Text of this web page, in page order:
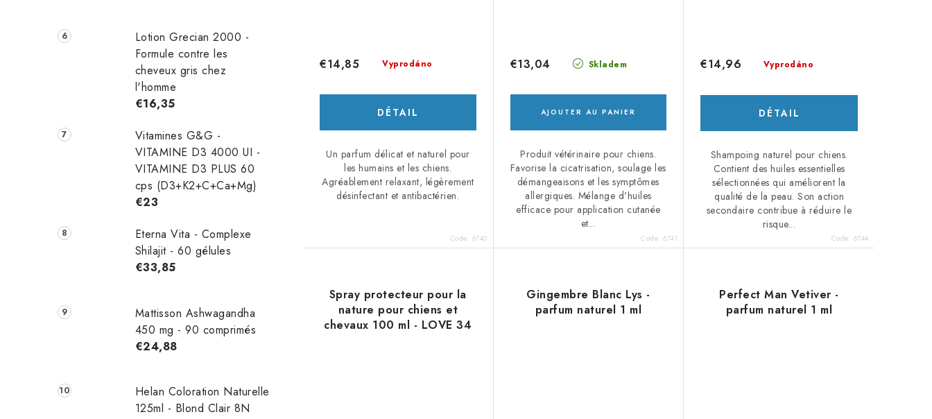
Lotion Grecian 2000 -
Formule contre les
cheveux gris chez
l'homme
€16,35
Vitamines G&G -
VITAMINE D3 4000 UI -
VITAMINE D3 PLUS 60
cps (D3+K2+C+Ca+Mg)
€23
Eterna Vita - Complexe
Shilajit - 60 gélules
€33,85
Mattisson Ashwagandha
450 mg - 90 comprimés
€24,88
Helan Coloration Naturelle
125ml - Blond Clair 8N
Vyprodáno
€14,85
DÉTAIL
Un parfum délicat et naturel pour
les humains et les chiens.
Agréablement relaxant, légèrement
désinfectant et antibactérien.
Code: 6740
Skladem
€13,04
AJOUTER AU PANIER
Produit vétérinaire pour chiens.
Favorise la cicatrisation, soulage les
démangeaisons et les symptômes
allergiques. Mélange d'huiles
efficace pour application cutanée
et...
Code:6741
Vyprodáno
€14,96
DÉTAIL
Shampoing naturel pour chiens.
Contient des huiles essentielles
sélectionnées qui améliorent la
qualité de la peau. Son action
secondaire contribue à réduire le
risque...
Code: 6744
Spray protecteur pour la
nature pour chiens et
chevaux 100 ml - LOVE 34
Gingembre Blanc Lys -
parfum naturel 1 ml
Perfect Man Vetiver -
parfum naturel 1 ml